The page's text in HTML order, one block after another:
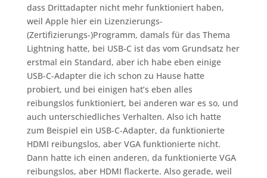
dass Drittadapter nicht mehr funktioniert haben,
weil Apple hier ein Lizenzierungs-
(Zertifizierungs-)Programm, damals für das Thema
Lightning hatte, bei USB-C ist das vom Grundsatz her
erstmal ein Standard, aber ich habe eben einige
USB-C-Adapter die ich schon zu Hause hatte
probiert, und bei einigen hat’s eben alles
reibungslos funktioniert, bei anderen war es so, und
auch unterschiedliches Verhalten. Also ich hatte
zum Beispiel ein USB-C-Adapter, da funktionierte
HDMI reibungslos, aber VGA funktionierte nicht.
Dann hatte ich einen anderen, da funktionierte VGA
reibungslos, aber HDMI flackerte. Also gerade, weil